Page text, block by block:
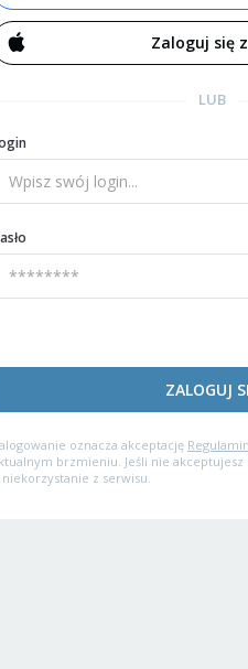
Zaloguj się
LUB
ZALOGUJ
oznacza akceptację
brzmieniu. Jeśli nie akceptujesz
niekorzystanie z serwisu.